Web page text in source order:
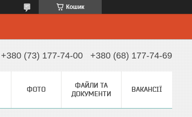
Кошик
+380 (73) 177-74-00 +380 (68) 177-74-69
ФОТО
ФАЙЛИ ТА
ДОКУМЕНТИ
ВАКАНСІЇ